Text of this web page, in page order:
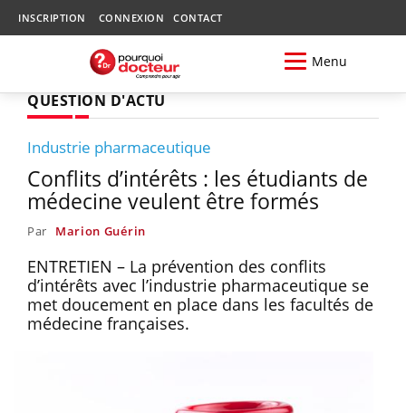
INSCRIPTION CONNEXION CONTACT
Menu
QUESTION D'ACTU
Industrie pharmaceutique
Conflits d’intérêts : les étudiants de
médecine veulent être formés
Par Marion Guérin
ENTRETIEN – La prévention des conflits
d’intérêts avec l’industrie pharmaceutique se
met doucement en place dans les facultés de
médecine françaises.